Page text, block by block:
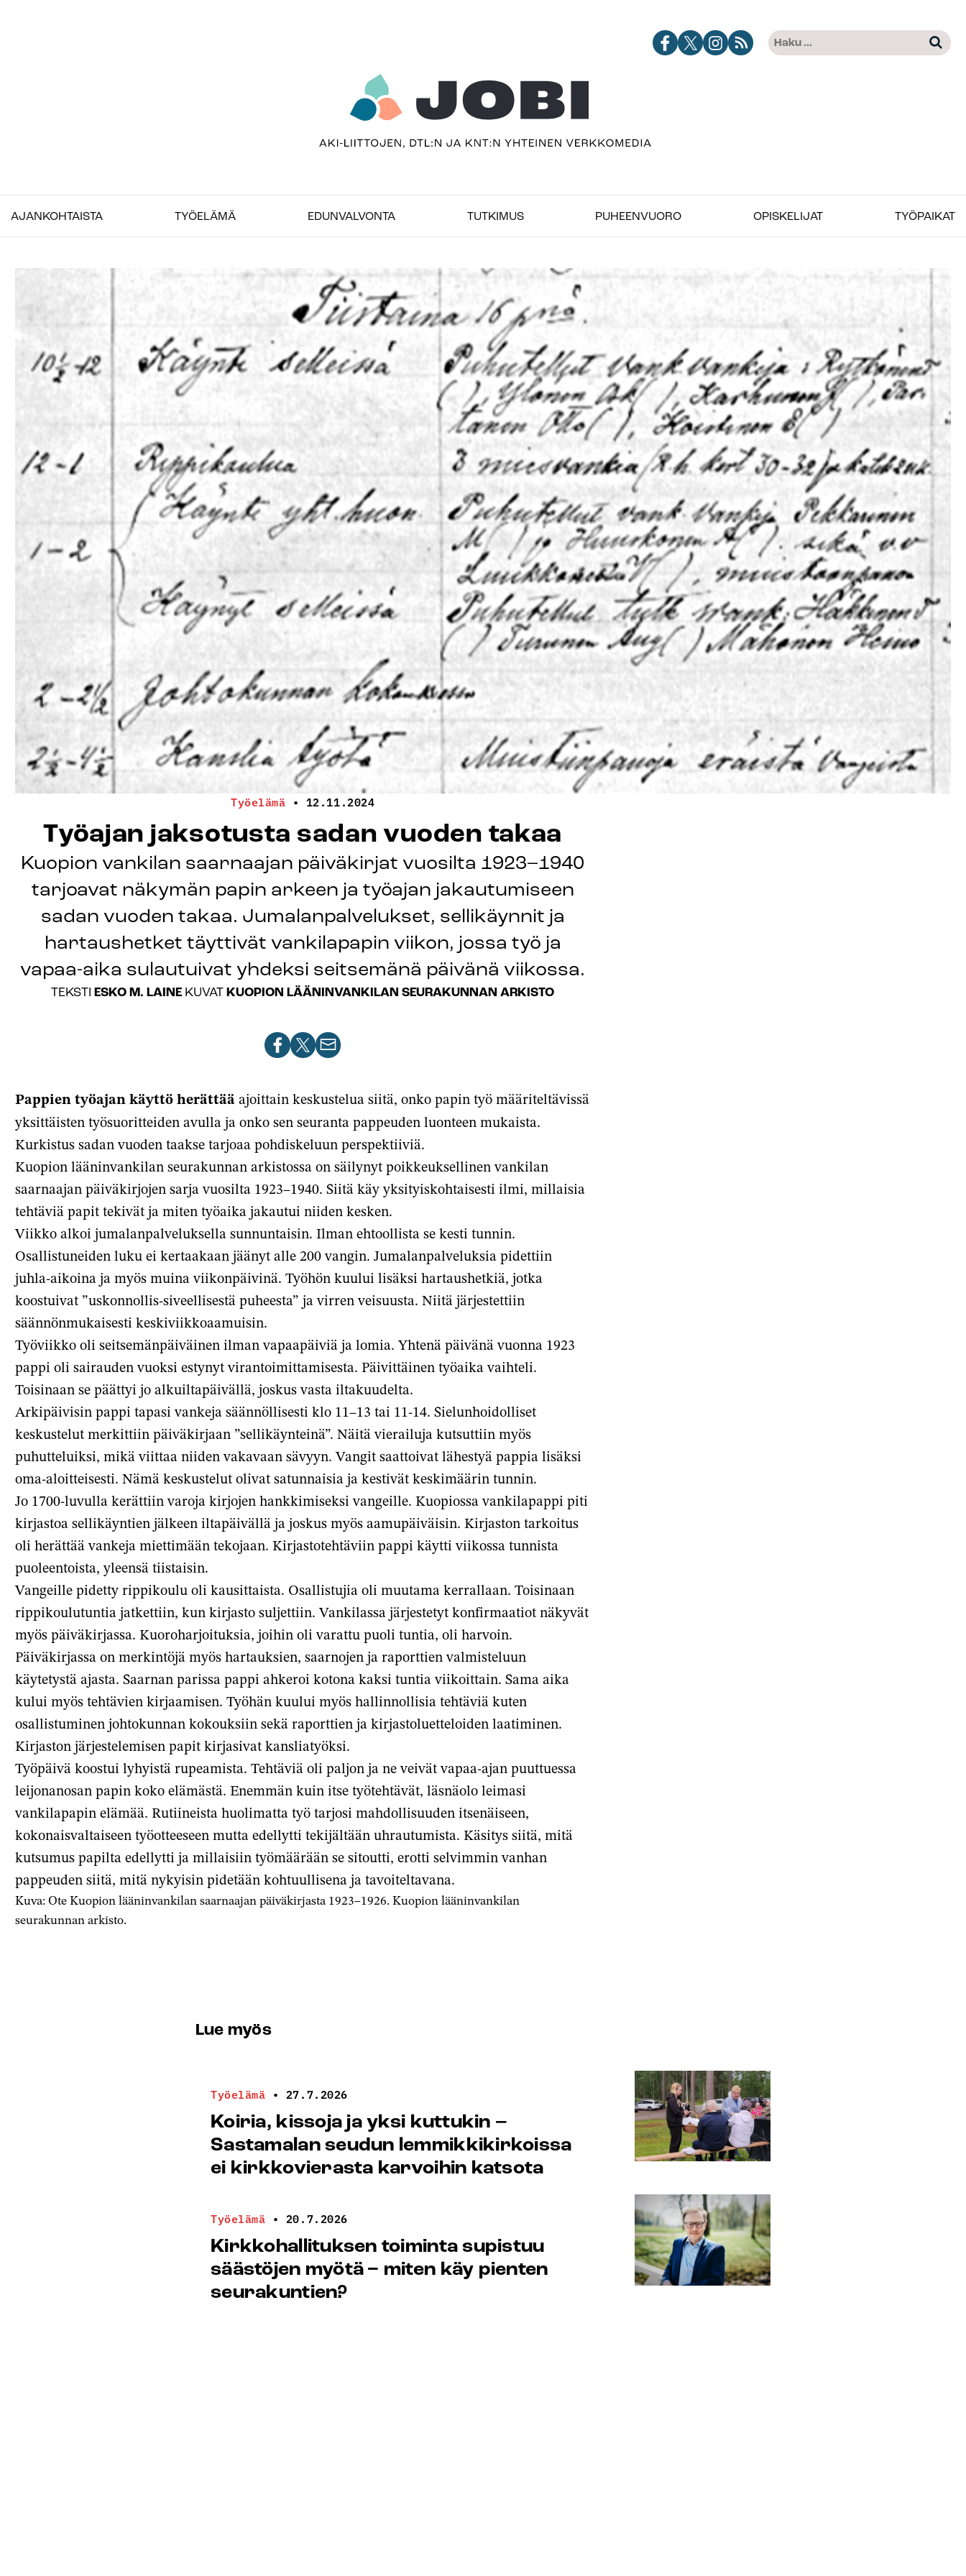
Jobimedian
Jobimedia
Jobimedia
Tilaa
Haku:
Kun tuloksia tulee, voit
–
Jobimedia
AJANKOHTAISTA TYÖELÄMÄ EDUNVALVONTA TUTKIMUS PUHEENVUORO OPISKELIJAT TYÖPAIKAT
Työelämä • 12.11.2024
Työajan jaksotusta sadan vuoden takaa
Kuopion vankilan saarnaajan päiväkirjat vuosilta 1923–1940
tarjoavat näkymän papin arkeen ja työajan jakautumiseen
sadan vuoden takaa. Jumalanpalvelukset, sellikäynnit ja
hartaushetket täyttivät vankilapapin viikon, jossa työ ja
vapaa-aika sulautuivat yhdeksi seitsemänä päivänä viikossa.
TEKSTIESKO M. LAINE KUVATKUOPION LÄÄNINVANKILAN SEURAKUNNAN ARKISTO
Jaa
artikkeli
Jaa
artikkeli
palvelussa
Jaa
artikkeli
Pappien työajan käyttö herättääajoittain keskustelua siitä, onko papin työ määriteltävissä
yksittäisten työsuoritteiden avulla ja onko sen seuranta pappeuden luonteen mukaista.
Kurkistus sadan vuoden taakse tarjoaa pohdiskeluun perspektiiviä.
Kuopion lääninvankilan seurakunnan arkistossa on säilynyt poikkeuksellinen vankilan
saarnaajan päiväkirjojen sarja vuosilta 1923–1940. Siitä käy yksityiskohtaisesti ilmi, millaisia
tehtäviä papit tekivät ja miten työaika jakautui niiden kesken.
Viikko alkoi jumalanpalveluksella sunnuntaisin. Ilman ehtoollista se kesti tunnin.
Osallistuneiden luku ei kertaakaan jäänyt alle 200 vangin. Jumalanpalveluksia pidettiin
juhla-aikoina ja myös muina viikonpäivinä. Työhön kuului lisäksi hartaushetkiä, jotka
koostuivat ”uskonnollis-siveellisestä puheesta” ja virren veisuusta. Niitä järjestettiin
säännönmukaisesti keskiviikkoaamuisin.
Työviikko oli seitsemänpäiväinen ilman vapaapäiviä ja lomia. Yhtenä päivänä vuonna 1923
pappi oli sairauden vuoksi estynyt virantoimittamisesta. Päivittäinen työaika vaihteli.
Toisinaan se päättyi jo alkuiltapäivällä, joskus vasta iltakuudelta.
Arkipäivisin pappi tapasi vankeja säännöllisesti klo 11–13 tai 11-14. Sielunhoidolliset
keskustelut merkittiin päiväkirjaan ”sellikäynteinä”. Näitä vierailuja kutsuttiin myös
puhutteluiksi, mikä viittaa niiden vakavaan sävyyn. Vangit saattoivat lähestyä pappia lisäksi
oma-aloitteisesti. Nämä keskustelut olivat satunnaisia ja kestivät keskimäärin tunnin.
Jo 1700-luvulla kerättiin varoja kirjojen hankkimiseksi vangeille. Kuopiossa vankilapappi piti
kirjastoa sellikäyntien jälkeen iltapäivällä ja joskus myös aamupäiväisin. Kirjaston tarkoitus
oli herättää vankeja miettimään tekojaan. Kirjastotehtäviin pappi käytti viikossa tunnista
puoleentoista, yleensä tiistaisin.
Vangeille pidetty rippikoulu oli kausittaista. Osallistujia oli muutama kerrallaan. Toisinaan
rippikoulutuntia jatkettiin, kun kirjasto suljettiin. Vankilassa järjestetyt konfirmaatiot näkyvät
myös päiväkirjassa. Kuoroharjoituksia, joihin oli varattu puoli tuntia, oli harvoin.
Päiväkirjassa on merkintöjä myös hartauksien, saarnojen ja raporttien valmisteluun
käytetystä ajasta. Saarnan parissa pappi ahkeroi kotona kaksi tuntia viikoittain. Sama aika
kului myös tehtävien kirjaamisen. Työhän kuului myös hallinnollisia tehtäviä kuten
osallistuminen johtokunnan kokouksiin sekä raporttien ja kirjastoluetteloiden laatiminen.
Kirjaston järjestelemisen papit kirjasivat kansliatyöksi.
Työpäivä koostui lyhyistä rupeamista. Tehtäviä oli paljon ja ne veivät vapaa-ajan puuttuessa
leijonanosan papin koko elämästä. Enemmän kuin itse työtehtävät, läsnäolo leimasi
vankilapapin elämää. Rutiineista huolimatta työ tarjosi mahdollisuuden itsenäiseen,
kokonaisvaltaiseen työotteeseen mutta edellytti tekijältään uhrautumista. Käsitys siitä, mitä
kutsumus papilta edellytti ja millaisiin työmäärään se sitoutti, erotti selvimmin vanhan
pappeuden siitä, mitä nykyisin pidetään kohtuullisena ja tavoiteltavana.
Kuva: Ote Kuopion lääninvankilan saarnaajan päiväkirjasta 1923–1926. Kuopion lääninvankilan
seurakunnan arkisto.
Lue myös
Työelämä • 27.7.2026
Koiria, kissoja ja yksi kuttukin –
Sastamalan seudun lemmikkikirkoissa
ei kirkkovierasta karvoihin katsota
Työelämä • 20.7.2026
Kirkkohallituksen toiminta supistuu
säästöjen myötä − miten käy pienten
seurakuntien?